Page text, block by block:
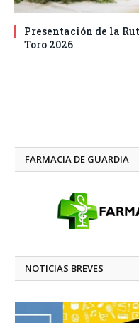
Presentación de la
Toro 2026
FARMACIA DE GUARDIA
NOTICIAS BREVES